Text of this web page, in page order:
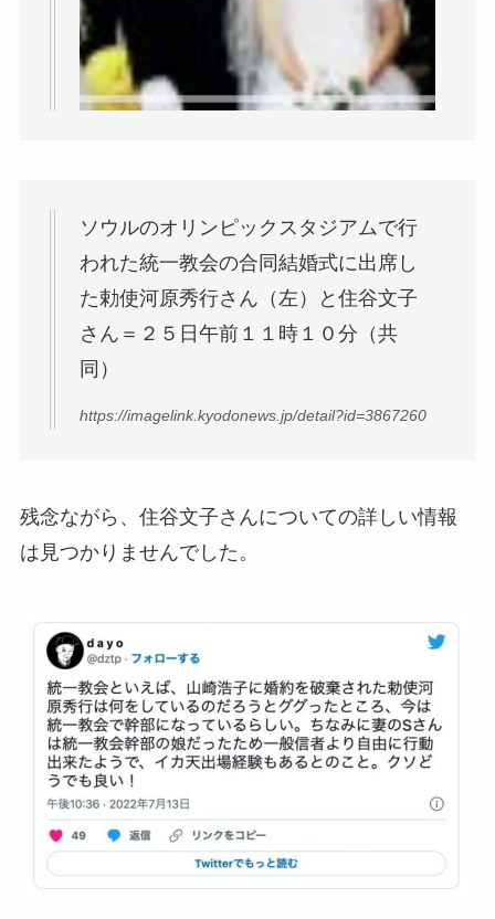
ソウルのオリンピックスタジアムで行
われた統一教会の合同結婚式に出席し
た勅使河原秀行さん（左）と住谷文子
さん＝２５日午前１１時１０分（共
同）
https://imagelink.kyodonews.jp/detail?id=3867260
残念ながら、住谷文子さんについての詳しい情報
は見つかりませんでした。